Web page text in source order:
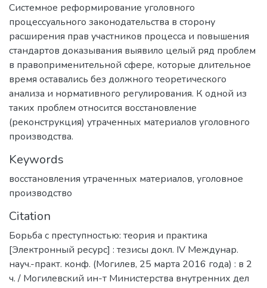
Системное реформирование уголовного
процессуального законодательства в сторону
расширения прав участников процесса и повышения
стандартов доказывания выявило целый ряд проблем
в правоприменительной сфере, которые длительное
время оставались без должного теоретического
анализа и нормативного регулирования. К одной из
таких проблем относится восстановление
(реконструкция) утраченных материалов уголовного
производства.
Keywords
восстановления утраченных материалов, уголовное
производство
Citation
Борьба с преступностью: теория и практика
[Электронный ресурс] : тезисы докл. IV Междунар.
науч.-практ. конф. (Могилев, 25 марта 2016 года) : в 2
ч. / Могилевский ин-т Министерства внутренних дел